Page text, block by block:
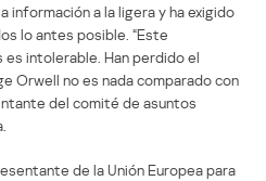
información a la ligera y ha exigido
lo antes posible. “Este
intolerable. Han perdido el
Orwell no es nada comparado con
del comité de asuntos
de la Unión Europea para